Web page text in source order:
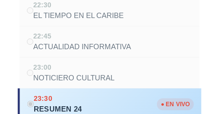
22:30
EL TIEMPO EN EL CARIBE
22:45
ACTUALIDAD INFORMATIVA
23:00
NOTICIERO CULTURAL
23:30
RESUMEN 24
● EN VIVO